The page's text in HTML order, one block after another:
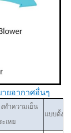
ยอากาศอื่นๆ
งทำความเย็น
เหย
แบบดั้งเ